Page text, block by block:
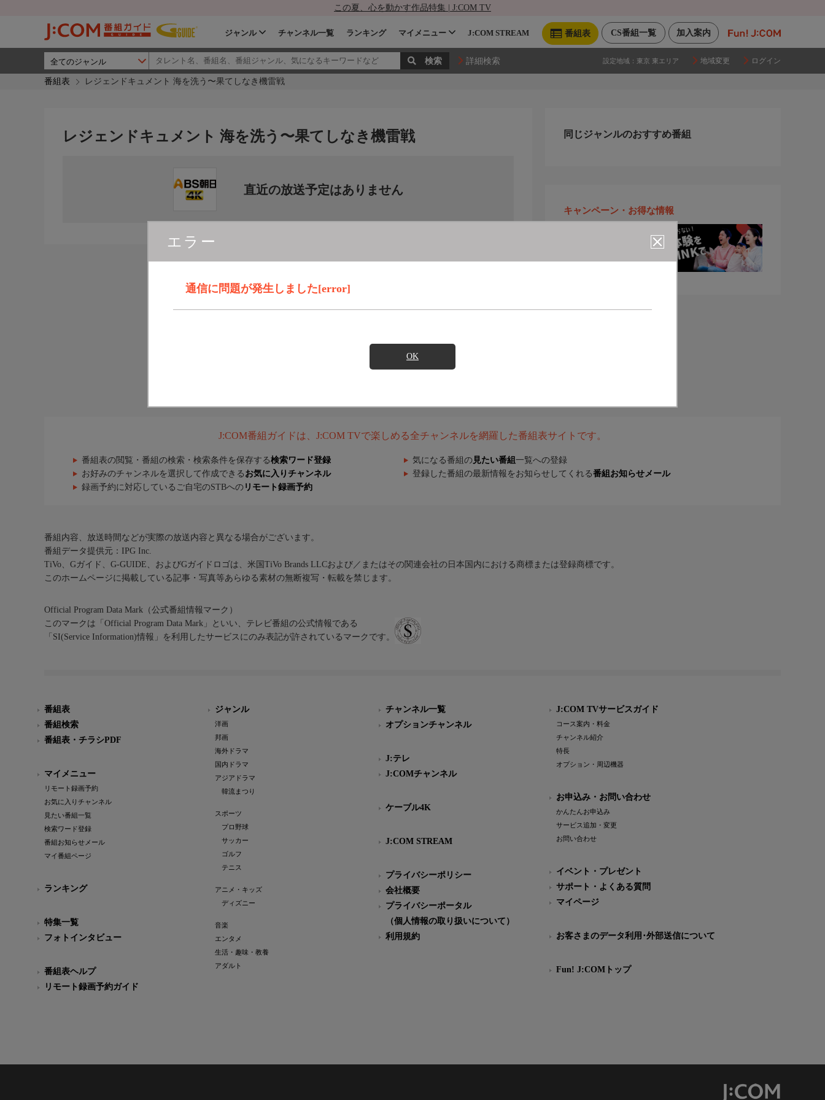
この夏、心を動かす作品特集 | J:COM TV
加入案内
CS番組一覧
番組表
ジャンル チャンネル一覧 ランキング マイメニュー J:COM STREAM
詳細検索 設定地域： 東京 東エリア 地域変更 ログイン
番組表 レジェンドキュメント 海を洗う〜果てしなき機雷戦
エラー
通信に問題が発生しました[error]
OK
レジェンドキュメント 海を洗う〜果てしなき機雷戦
直近の放送予定はありません
同じジャンルのおすすめ番組
キャンペーン・お得な情報
J:COM番組ガイドは、J:COM TVで楽しめる全チャンネルを網羅した番組表サイトです。
番組表の閲覧・番組の検索・検索条件を保存する検索ワード登録 気になる番組の 見たい番組 一覧への登録
お好みのチャンネルを選択して作成できる お気に入りチャンネル 登録した番組の最新情報をお知らせしてくれる番組お知らせメール
録画予約に対応しているご自宅のSTBへの リモート録画予約
番組内容、放送時間などが実際の放送内容と異なる場合がございます。
番組データ提供元：IPG Inc.
TiVo、Gガイド、G-GUIDE、およびGガイドロゴは、米国TiVo Brands LLCおよび／またはその関連会社の日本国内における商標または登録商標です。
このホームページに掲載している記事・写真等あらゆる素材の無断複写・転載を禁じます。
Official Program Data Mark（公式番組情報マーク）
このマークは「Official Program Data Mark」といい、テレビ番組の公式情報である
「SI(Service Information)情報」を利用したサービスにのみ表記が許されているマークです。
番組表
番組検索
番組表・チラシPDF
マイメニュー
リモート録画予約
お気に入りチャンネル
見たい番組一覧
検索ワード登録
番組お知らせメール
マイ番組ページ
ランキング
特集一覧
フォトインタビュー
番組表ヘルプ
リモート録画予約ガイド
ジャンル
洋画
邦画
海外ドラマ
国内ドラマ
アジアドラマ
韓流まつり
スポーツ
プロ野球
サッカー
ゴルフ
テニス
アニメ・キッズ
ディズニー
音楽
エンタメ
生活・趣味・教養
アダルト
チャンネル一覧
オプションチャンネル
J:テレ
J:COMチャンネル
ケーブル4K
J:COM STREAM
プライバシーポリシー
会社概要
プライバシーポータル
（個人情報の取り扱いについて）
利用規約
J:COM TVサービスガイド
コース案内・料金
チャンネル紹介
特長
オプション・周辺機器
お申込み・お問い合わせ
かんたんお申込み
サービス追加・変更
お問い合わせ
イベント・プレゼント
サポート・よくある質問
マイページ
お客さまのデータ利用･外部送信について
Fun! J:COMトップ